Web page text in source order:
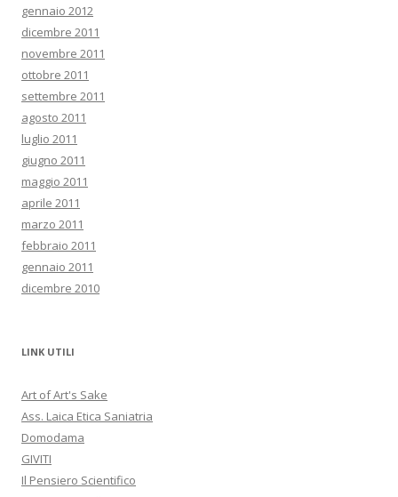
gennaio 2012
dicembre 2011
novembre 2011
ottobre 2011
settembre 2011
agosto 2011
luglio 2011
giugno 2011
maggio 2011
aprile 2011
marzo 2011
febbraio 2011
gennaio 2011
dicembre 2010
LINK UTILI
Art of Art's Sake
Ass. Laica Etica Saniatria
Domodama
GIVITI
Il Pensiero Scientifico